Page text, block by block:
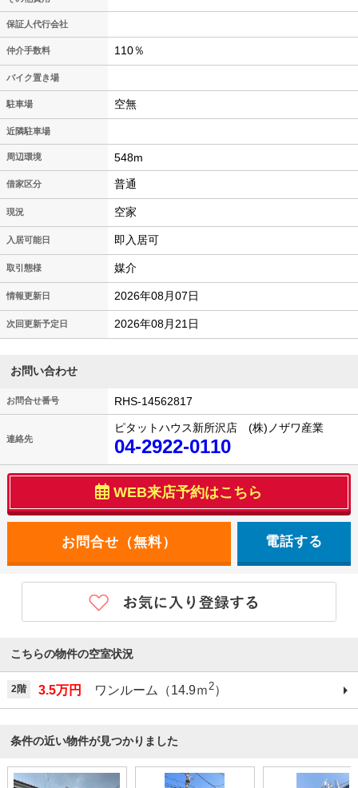
保証人代行会社
仲介手数料 110％
バイク置き場
駐車場 空無
近隣駐車場
周辺環境 548m
借家区分 普通
現況 空家
入居可能日 即入居可
取引態様 媒介
情報更新日 2026年08月07日
次回更新予定日 2026年08月21日
お問い合わせ
お問合せ番号 RHS-14562817
連絡先
ピタットハウス新所沢店 (株)ノザワ産業
04-2922-0110
WEB来店予約はこちら
電話する
こちらの物件の空室状況
2階 3.5万円 ワンルーム（14.9ｍ2）
条件の近い物件が見つかりました